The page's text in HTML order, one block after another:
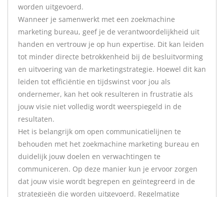
worden uitgevoerd.
Wanneer je samenwerkt met een zoekmachine
marketing bureau, geef je de verantwoordelijkheid uit
handen en vertrouw je op hun expertise. Dit kan leiden
tot minder directe betrokkenheid bij de besluitvorming
en uitvoering van de marketingstrategie. Hoewel dit kan
leiden tot efficiëntie en tijdswinst voor jou als
ondernemer, kan het ook resulteren in frustratie als
jouw visie niet volledig wordt weerspiegeld in de
resultaten.
Het is belangrijk om open communicatielijnen te
behouden met het zoekmachine marketing bureau en
duidelijk jouw doelen en verwachtingen te
communiceren. Op deze manier kun je ervoor zorgen
dat jouw visie wordt begrepen en geïntegreerd in de
strategieën die worden uitgevoerd. Regelmatige